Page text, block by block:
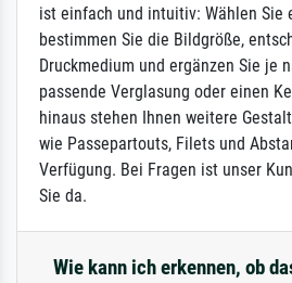
ist einfach und intuitiv: Wählen Sie
bestimmen Sie die Bildgröße,
Druckmedium und ergänzen Sie je
passende Verglasung oder einen
hinaus stehen Ihnen weitere
wie Passepartouts, Filets und
Verfügung. Bei Fragen ist unser
Sie da.
Wie kann ich erkennen, ob